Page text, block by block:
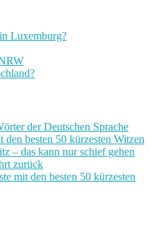
Luxemburg?
der Deutschen Sprache
besten 50 kürzesten Witzen
– das kann nur schief gehen
zurück
mit den besten 50 kürzesten